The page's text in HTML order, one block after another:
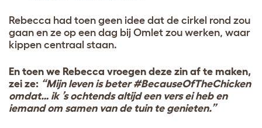
Rebecca had toen geen idee dat de cirkel rond zou
gaan en ze op een dag bij Omlet zou werken, waar
kippen centraal staan.
En toen we Rebecca vroegen deze zin af te maken,
zei ze: “Mijn leven is beter #BecauseOfTheChicken
omdat… ik ’s ochtends altijd een vers ei heb en
iemand om samen van de tuin te genieten.”